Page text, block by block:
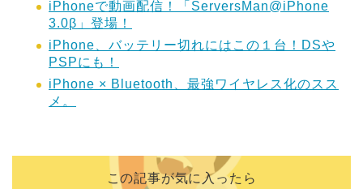
iPhoneで動画配信！「ServersMan@iPhone
3.0β」登場！
iPhone、バッテリー切れにはこの１台！DSや
PSPにも！
iPhone × Bluetooth、最強ワイヤレス化のスス
メ。
この記事が気に入ったら